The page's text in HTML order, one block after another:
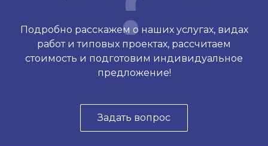
Подробно расскажем о наших услугах, видах
работ и типовых проектах, рассчитаем
стоимость и подготовим индивидуальное
предложение!
Задать вопрос